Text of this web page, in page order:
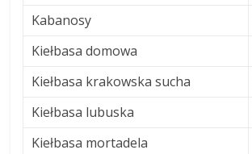
Kabanosy
Kiełbasa domowa
Kiełbasa krakowska sucha
Kiełbasa lubuska
Kiełbasa mortadela